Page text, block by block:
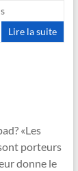
Lire la suite
«Les
porteurs
donne le